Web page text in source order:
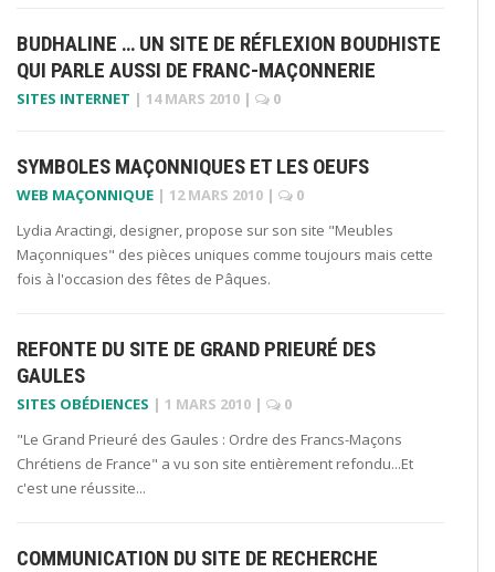
BUDHALINE … UN SITE DE RÉFLEXION BOUDHISTE
QUI PARLE AUSSI DE FRANC-MAÇONNERIE
SITES INTERNET | 14 MARS 2010 | 0
SYMBOLES MAÇONNIQUES ET LES OEUFS
WEB MAÇONNIQUE | 12 MARS 2010 |
0
Lydia Aractingi, designer, propose sur son site "Meubles
Maçonniques" des pièces uniques comme toujours mais cette
fois à l'occasion des fêtes de Pâques.
REFONTE DU SITE DE GRAND PRIEURÉ DES
GAULES
SITES OBÉDIENCES | 1 MARS 2010 |
0
"Le Grand Prieuré des Gaules : Ordre des Francs-Maçons
Chrétiens de France" a vu son site entièrement refondu...Et
c'est une réussite...
COMMUNICATION DU SITE DE RECHERCHE